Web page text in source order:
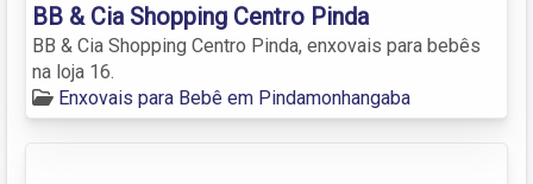
BB & Cia Shopping Centro Pinda
BB & Cia Shopping Centro Pinda, enxovais para bebês
na loja 16.
Enxovais para Bebê em Pindamonhangaba